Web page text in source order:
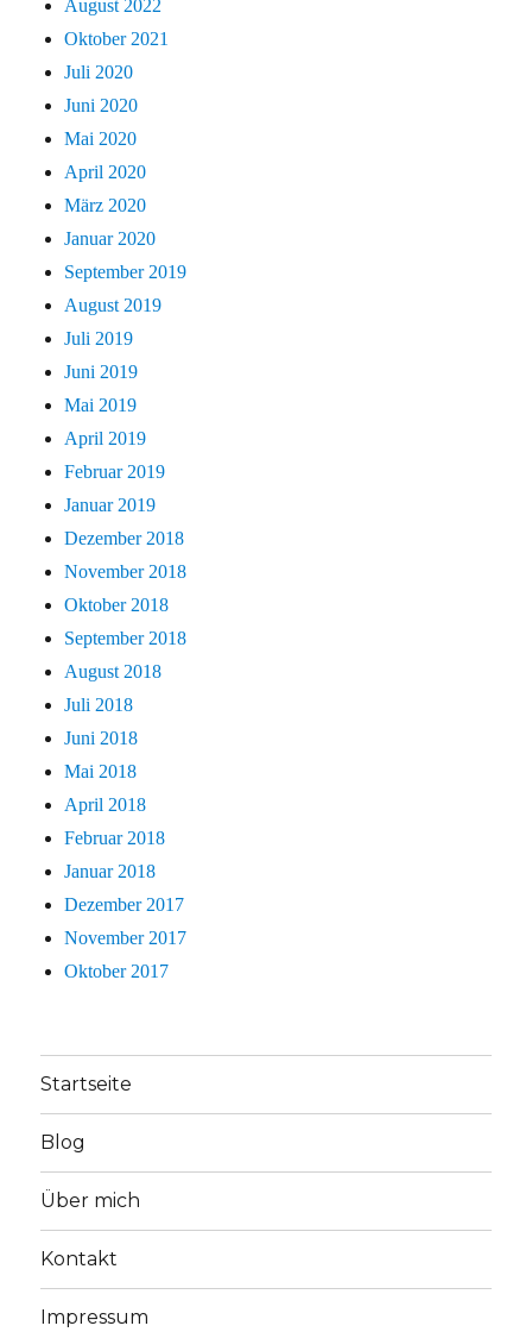
August 2022
Oktober 2021
Juli 2020
Juni 2020
Mai 2020
April 2020
März 2020
Januar 2020
September 2019
August 2019
Juli 2019
Juni 2019
Mai 2019
April 2019
Februar 2019
Januar 2019
Dezember 2018
November 2018
Oktober 2018
September 2018
August 2018
Juli 2018
Juni 2018
Mai 2018
April 2018
Februar 2018
Januar 2018
Dezember 2017
November 2017
Oktober 2017
Startseite
Blog
Über mich
Kontakt
Impressum